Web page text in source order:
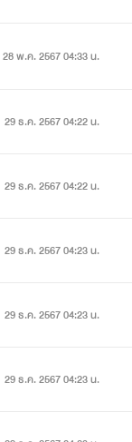
28 พ.ค. 2567 04:33 น.
29 ธ.ค. 2567 04:22 น.
29 ธ.ค. 2567 04:22 น.
29 ธ.ค. 2567 04:23 น.
29 ธ.ค. 2567 04:23 น.
29 ธ.ค. 2567 04:23 น.